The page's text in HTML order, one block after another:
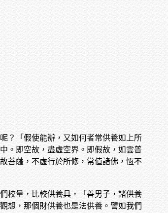
？「假使能辦，又如何者常供養如上所
。即空故，盡虛空界。即假故，如雲普
菩薩，不虛行於所修，常值諸佛，恆不
校量，比較供養具，「善男子，諸供養
想，那個財供養也是法供養。譬如我們